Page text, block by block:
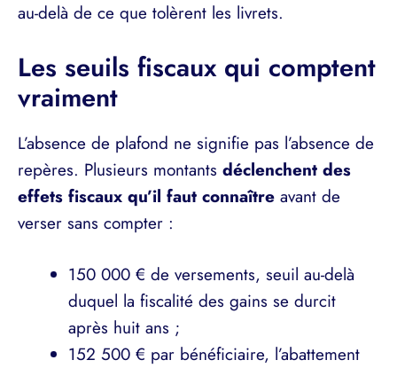
au-delà de ce que tolèrent les livrets.
Les seuils fiscaux qui comptent
vraiment
L’absence de plafond ne signifie pas l’absence de
repères. Plusieurs montants déclenchent des
effets fiscaux qu’il faut connaître avant de
verser sans compter :
150 000 € de versements, seuil au-delà
duquel la fiscalité des gains se durcit
après huit ans ;
152 500 € par bénéficiaire, l’abattement